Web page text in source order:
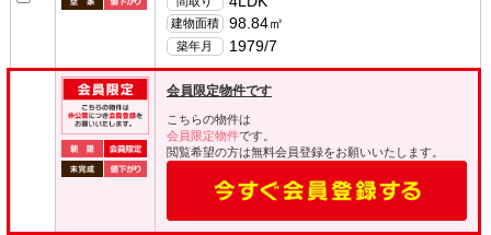
建物面積 98.84㎡
築年月 1979/7
会員限定物件です
こちらの物件は
会員限定物件です。
閲覧希望の方は無料会員登録をお願いいたします。